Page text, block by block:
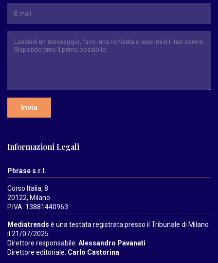
Invia
Informazioni Legali
Phrase s.r.l.
Corso Italia, 8
20122, Milano
P.IVA: 13881440963
Mediatrends è una testata registrata presso il Tribunale di Milano
il 21/07/2025.
Direttore responsabile: Alessandro Pavanati
Direttore editoriale: Carlo Castorina